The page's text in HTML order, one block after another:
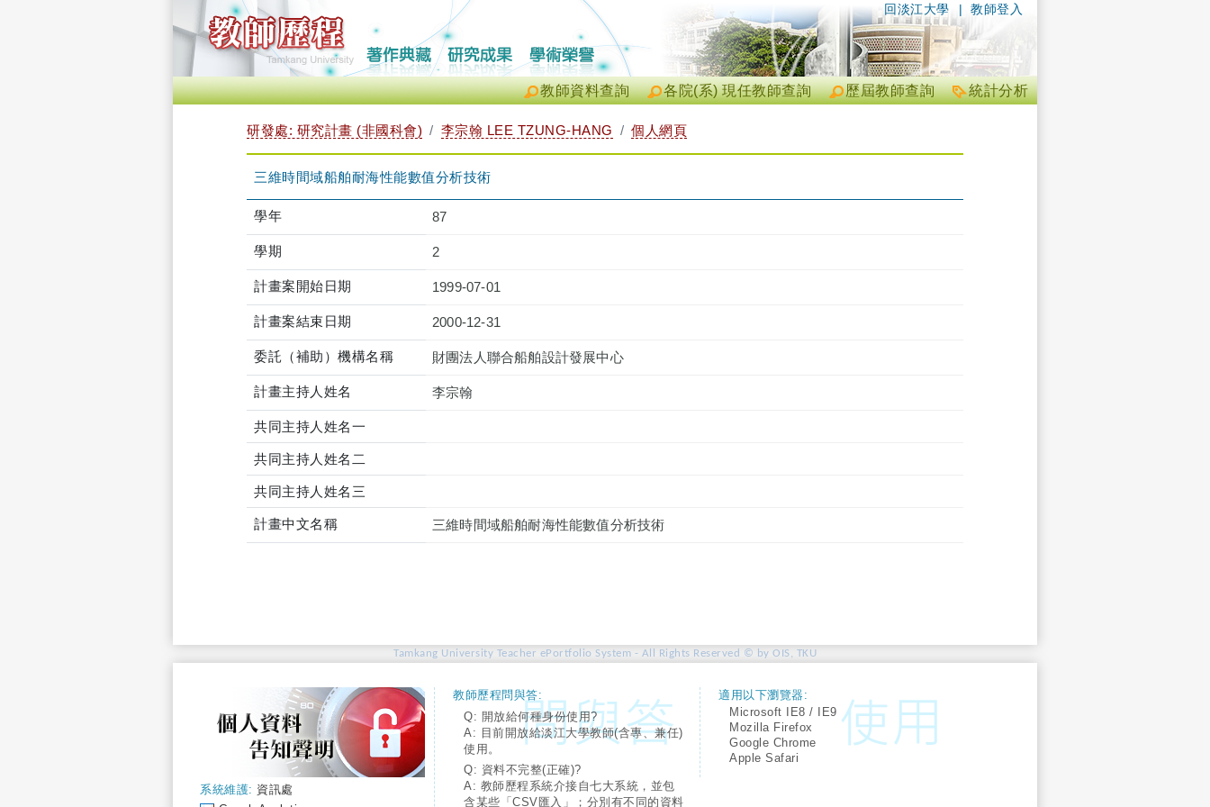
| 教師登入
回淡江大學
統計分析
歷屆教師查詢
各院(系) 現任教師查詢
教師資料查詢
研發處: 研究計畫 (非國科會) 李宗翰 LEE TZUNG-HANG 個人網頁
三維時間域船舶耐海性能數值分析技術
學年 87
學期 2
計畫案開始日期 1999-07-01
計畫案結束日期 2000-12-31
委託（補助）機構名稱 財團法人聯合船舶設計發展中心
計畫主持人姓名 李宗翰
共同主持人姓名一
共同主持人姓名二
共同主持人姓名三
計畫中文名稱 三維時間域船舶耐海性能數值分析技術
Tamkang University Teacher ePortfolio System - All Rights Reserved © by OIS, TKU
系統維護: 資訊處
教師歷程問與答:
Q: 開放給何種身份使用?
A: 目前開放給淡江大學教師(含專、兼任)
使用。
Q: 資料不完整(正確)?
A: 教師歷程系統介接自七大系統，並包
含某些「CSV匯入」；分別有不同的資料
適用以下瀏覽器:
Microsoft IE8 / IE9
Mozilla Firefox
Google Chrome
Apple Safari